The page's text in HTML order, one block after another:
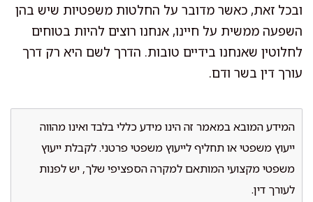
ובכל זאת, כאשר מדובר על החלטות משפטיות שיש בהן
השפעה ממשית על חיינו, אנחנו רוצים להיות בטוחים
לחלוטין שאנחנו בידיים טובות. הדרך לשם היא רק דרך
עורך דין בשר ודם.
המידע המובא במאמר זה הינו מידע כללי בלבד ואינו מהווה
ייעוץ משפטי או תחליף לייעוץ משפטי פרטני. לקבלת ייעוץ
משפטי מקצועי המותאם למקרה הספציפי שלך, יש לפנות
לעורך דין.